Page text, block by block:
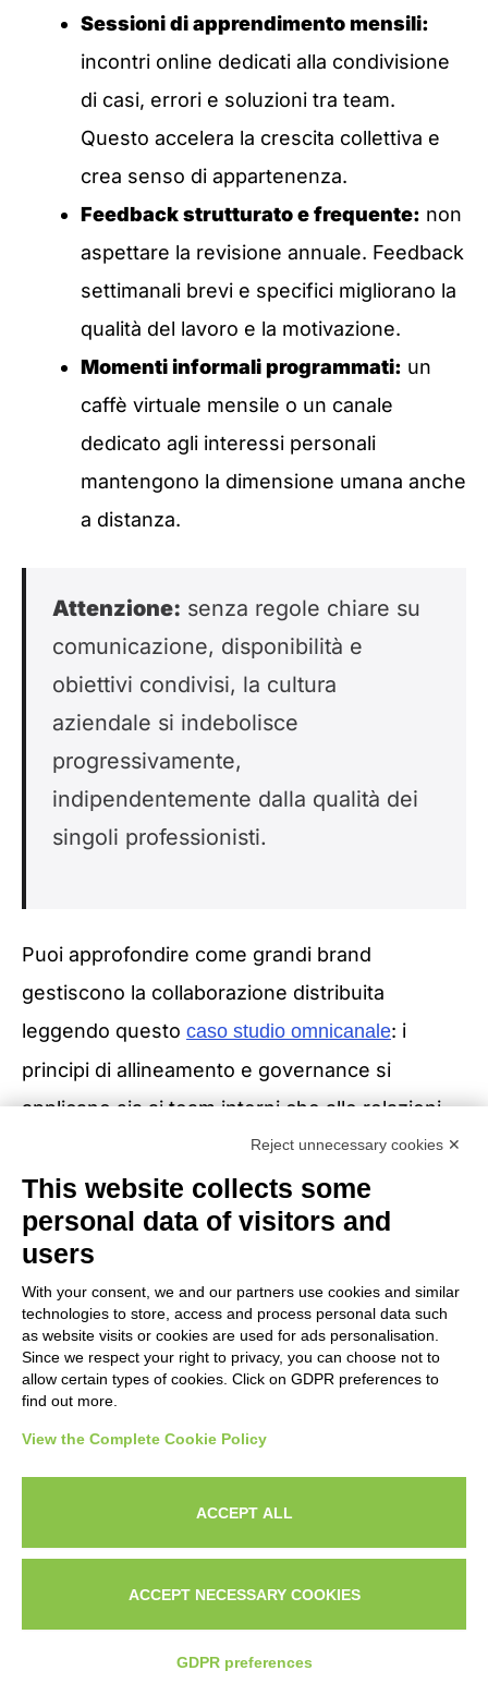
Sessioni di apprendimento mensili:
incontri online dedicati alla condivisione
di casi, errori e soluzioni tra team.
Questo accelera la crescita collettiva e
crea senso di appartenenza.
Feedback strutturato e frequente: non
aspettare la revisione annuale. Feedback
settimanali brevi e specifici migliorano la
qualità del lavoro e la motivazione.
Momenti informali programmati: un
caffè virtuale mensile o un canale
dedicato agli interessi personali
mantengono la dimensione umana anche
a distanza.
Attenzione: senza regole chiare su
comunicazione, disponibilità e
obiettivi condivisi, la cultura
aziendale si indebolisce
progressivamente,
indipendentemente dalla qualità dei
singoli professionisti.
Puoi approfondire come grandi brand
gestiscono la collaborazione distribuita
leggendo questo caso studio omnicanale: i
principi di allineamento e governance si
applicano sia ai team interni che alle relazioni
Come valutare i risultati e correggere le strategie
Dopo la collaborazione, l’ultimo step è
verificare che la produttività cresca davvero e
come intervenire quando non accade.
CHI
SONO?
IL
Reject unnecessary cookies ✕
This website collects some
personal data of visitors and
users
With your consent, we and our partners use cookies and similar
technologies to store, access and process personal data such
as website visits or cookies are used for ads personalisation.
Since we respect your right to privacy, you can choose not to
allow certain types of cookies. Click on GDPR preferences to
find out more.
View the Complete Cookie Policy
ACCEPT ALL
ACCEPT NECESSARY COOKIES
GDPR preferences